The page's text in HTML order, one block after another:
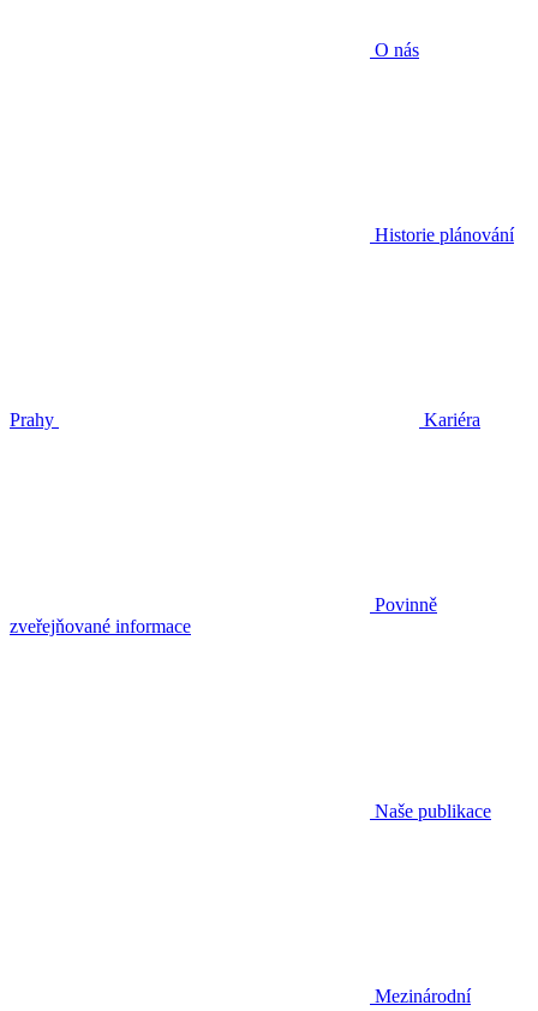
O nás
Historie plánování
Prahy Kariéra
Povinně
zveřejňované informace
Naše publikace
Mezinárodní